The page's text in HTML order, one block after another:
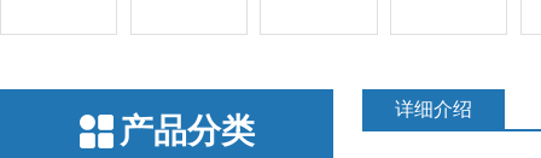
产品分类
详细介绍